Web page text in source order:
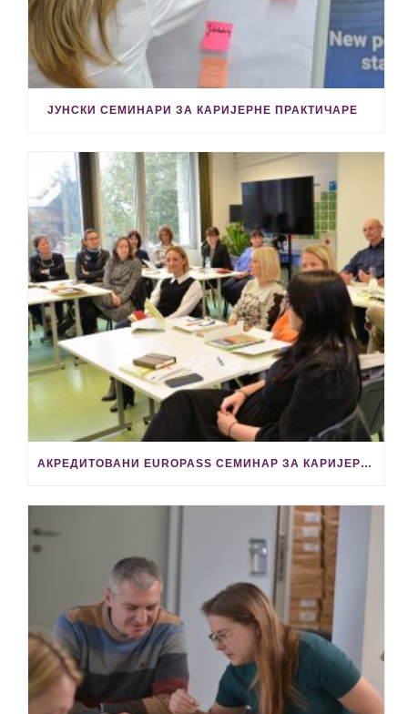
ЈУНСКИ СЕМИНАРИ ЗА КАРИЈЕРНЕ ПРАКТИЧАРЕ
АКРЕДИТОВАНИ EUROPASS СЕМИНАР ЗА КАРИЈЕРНЕ ПРАКТИЧАРЕ 28. МАЈА У КРАЉЕВУ